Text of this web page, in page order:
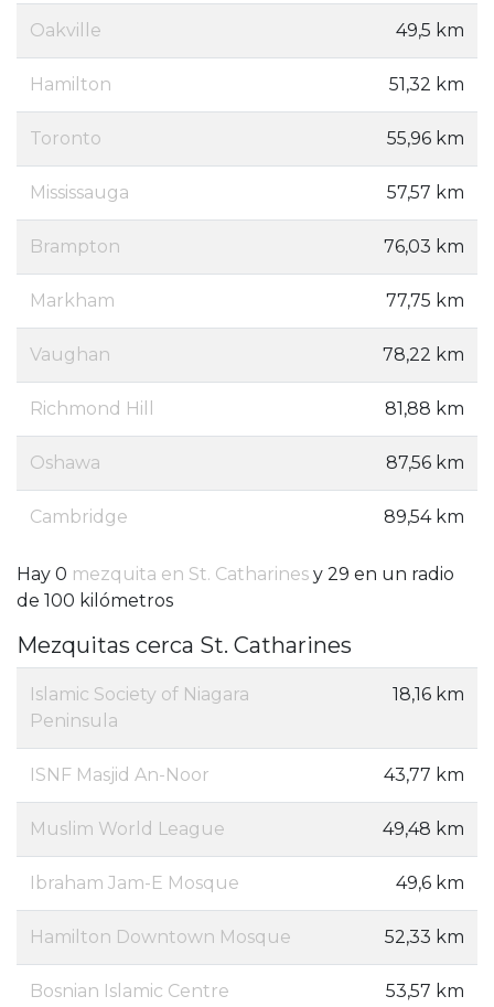
Oakville 49,5 km
Hamilton 51,32 km
Toronto 55,96 km
Mississauga 57,57 km
Brampton 76,03 km
Markham 77,75 km
Vaughan 78,22 km
Richmond Hill 81,88 km
Oshawa 87,56 km
Cambridge 89,54 km
Hay 0 mezquita en St. Catharines y 29 en un radio
de 100 kilómetros
Mezquitas cerca St. Catharines
Islamic Society of Niagara
Peninsula
18,16 km
ISNF Masjid An-Noor 43,77 km
Muslim World League 49,48 km
Ibraham Jam-E Mosque 49,6 km
Hamilton Downtown Mosque 52,33 km
Bosnian Islamic Centre 53,57 km